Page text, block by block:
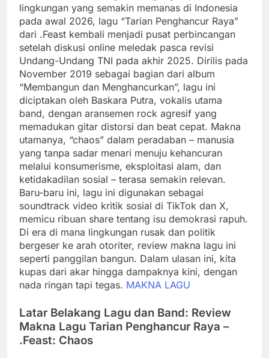
lingkungan yang semakin memanas di Indonesia
pada awal 2026, lagu “Tarian Penghancur Raya”
dari .Feast kembali menjadi pusat perbincangan
setelah diskusi online meledak pasca revisi
Undang-Undang TNI pada akhir 2025. Dirilis pada
November 2019 sebagai bagian dari album
“Membangun dan Menghancurkan”, lagu ini
diciptakan oleh Baskara Putra, vokalis utama
band, dengan aransemen rock agresif yang
memadukan gitar distorsi dan beat cepat. Makna
utamanya, “chaos” dalam peradaban – manusia
yang tanpa sadar menari menuju kehancuran
melalui konsumerisme, eksploitasi alam, dan
ketidakadilan sosial – terasa semakin relevan.
Baru-baru ini, lagu ini digunakan sebagai
soundtrack video kritik sosial di TikTok dan X,
memicu ribuan share tentang isu demokrasi rapuh.
Di era di mana lingkungan rusak dan politik
bergeser ke arah otoriter, review makna lagu ini
seperti panggilan bangun. Dalam ulasan ini, kita
kupas dari akar hingga dampaknya kini, dengan
nada ringan tapi tegas. MAKNA LAGU
Latar Belakang Lagu dan Band: Review
Makna Lagu Tarian Penghancur Raya –
.Feast: Chaos